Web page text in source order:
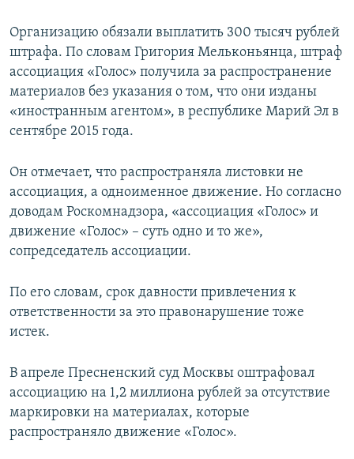
КРЫМ.НЕПОКОРЕННЫЙ
УКРАИНСКАЯ ПРОБЛЕМА КРЫМА
Все сайты RFE/RL
Организацию обязали выплатить 300 тысяч рублей
штрафа. По словам Григория Мельконьянца, штраф
ассоциация «Голос» получила за распространение
материалов без указания о том, что они изданы
«иностранным агентом», в республике Марий Эл в
сентябре 2015 года.
Он отмечает, что распространяла листовки не
ассоциация, а одноименное движение. Но согласно
доводам Роскомнадзора, «ассоциация «Голос» и
движение «Голос» – суть одно и то же»,
сопредседатель ассоциации.
По его словам, срок давности привлечения к
ответственности за это правонарушение тоже
истек.
В апреле Пресненский суд Москвы оштрафовал
ассоциацию на 1,2 миллиона рублей за отсутствие
маркировки на материалах, которые
распространяло движение «Голос».